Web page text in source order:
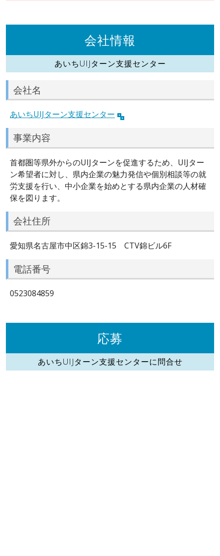
会社情報
あいちUIJターン支援センター
会社名
あいちUIJターン支援センター
事業内容
首都圏等県外からのUIJターンを促進するため、UIJター
ン希望者に対し、県内企業の魅力発信や個別相談等の就
労支援を行い、中小企業を始めとする県内企業の人材確
保を図ります。
会社住所
愛知県名古屋市中区錦3-15-15 CTV錦ビル6F
電話番号
0523084859
応募
あいちUIJターン支援センターに問合せ